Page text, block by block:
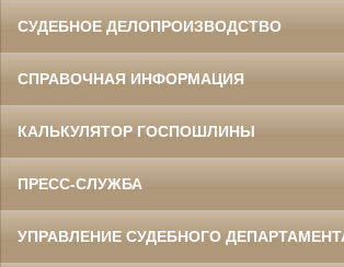
СУДЕБНОЕ ДЕЛОПРОИЗВОДСТВО
СПРАВОЧНАЯ ИНФОРМАЦИЯ
КАЛЬКУЛЯТОР ГОСПОШЛИНЫ
ПРЕСС-СЛУЖБА
УПРАВЛЕНИЕ СУДЕБНОГО